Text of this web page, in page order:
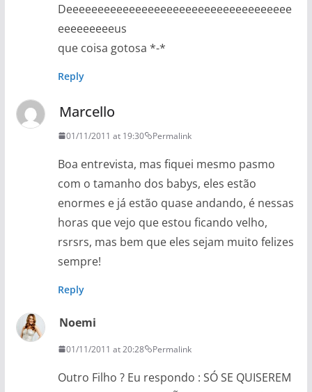
Deeeeeeeeeeeeeeeeeeeeeeeeeeeeeeeeeeee
eeeeeeeeeus
que coisa gotosa *-*
Reply
Marcello
01/11/2011 at 19:30 Permalink
Boa entrevista, mas fiquei mesmo pasmo
com o tamanho dos babys, eles estão
enormes e já estão quase andando, é nessas
horas que vejo que estou ficando velho,
rsrsrs, mas bem que eles sejam muito felizes
sempre!
Reply
Noemi
01/11/2011 at 20:28 Permalink
Outro Filho ? Eu respondo : SÓ SE QUISEREM